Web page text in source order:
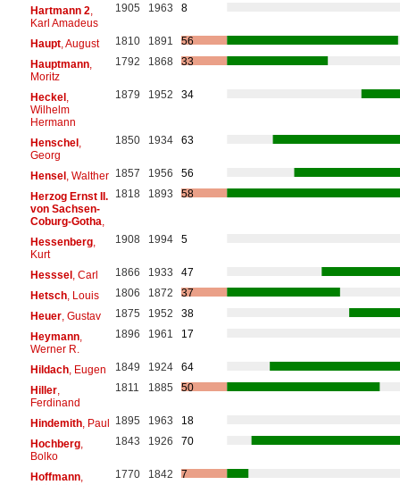
Hartmann 2
Karl Amadeus
1905 1963 8
Haupt, August 1810 1891
56
Hauptmann,
Moritz
1792 1868 33
Heckel,
Wilhelm
Hermann
1879 1952 34
Henschel,
Georg
1850 1934 63
Hensel, Walther 1857 1956
56
Herzog Ernst II.
von Sachsen-
Coburg-Gotha
1818 1893 58
Hessenberg,
Kurt
1908 1994 5
Hesssel, Carl 1866 1933
47
Hetsch, Louis 1806 1872
37
Heuer, Gustav 1875 1952
38
Heymann,
Werner R.
1896 1961 17
Hildach, Eugen 1849 1924
64
Hiller,
Ferdinand
1811 1885 50
Hindemith, Paul 1895 1963
18
Hochberg,
Bolko
1843 1926 70
Hoffmann,
1770 1842 7